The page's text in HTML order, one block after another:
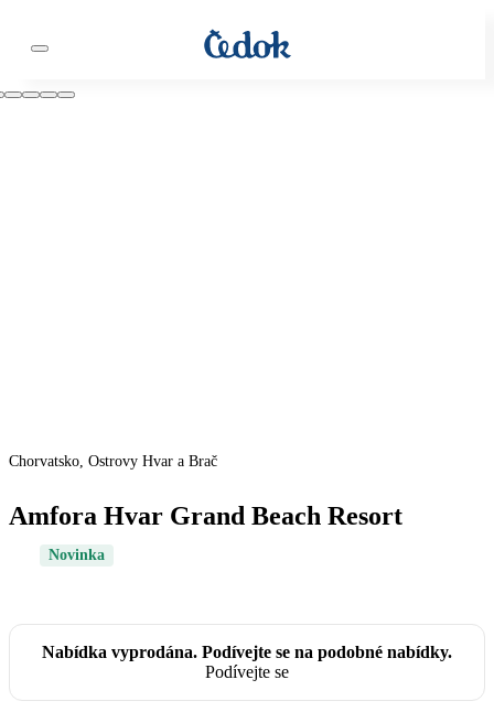
Chorvatsko, Ostrovy Hvar a Brač
Amfora Hvar Grand Beach Resort
Novinka
Nabídka vyprodána. Podívejte se na podobné nabídky.
Podívejte se